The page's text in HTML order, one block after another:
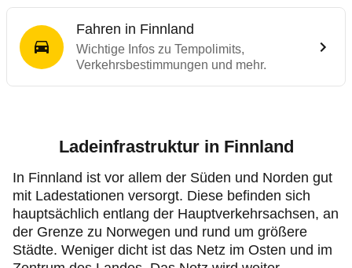
Fahren in Finnland
Wichtige Infos zu Tempolimits,
Verkehrsbestimmungen und mehr.
Ladeinfrastruktur in Finnland
In Finnland ist vor allem der Süden und Norden gut
mit Ladestationen versorgt. Diese befinden sich
hauptsächlich entlang der Hauptverkehrsachsen, an
der Grenze zu Norwegen und rund um größere
Städte. Weniger dicht ist das Netz im Osten und im